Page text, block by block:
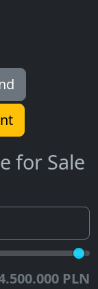
for Sale
PLN